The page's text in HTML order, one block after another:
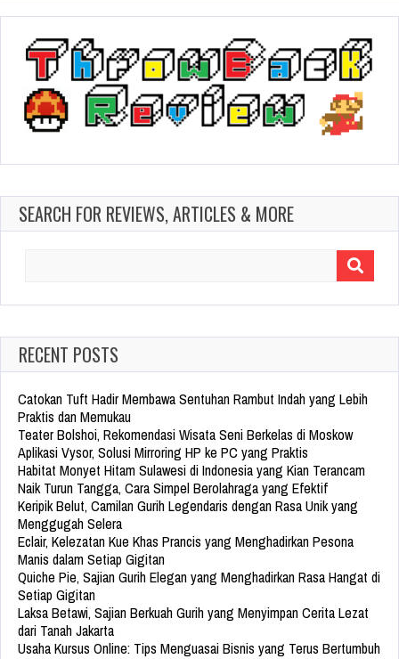
SEARCH FOR REVIEWS, ARTICLES & MORE
RECENT POSTS
Catokan Tuft Hadir Membawa Sentuhan Rambut Indah yang Lebih
Praktis dan Memukau
Teater Bolshoi, Rekomendasi Wisata Seni Berkelas di Moskow
Aplikasi Vysor, Solusi Mirroring HP ke PC yang Praktis
Habitat Monyet Hitam Sulawesi di Indonesia yang Kian Terancam
Naik Turun Tangga, Cara Simpel Berolahraga yang Efektif
Keripik Belut, Camilan Gurih Legendaris dengan Rasa Unik yang
Menggugah Selera
Eclair, Kelezatan Kue Khas Prancis yang Menghadirkan Pesona
Manis dalam Setiap Gigitan
Quiche Pie, Sajian Gurih Elegan yang Menghadirkan Rasa Hangat di
Setiap Gigitan
Laksa Betawi, Sajian Berkuah Gurih yang Menyimpan Cerita Lezat
dari Tanah Jakarta
Usaha Kursus Online: Tips Menguasai Bisnis yang Terus Bertumbuh